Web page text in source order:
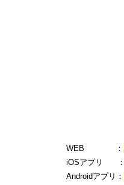
WEB ：
iOSアプリ ：
Androidアプリ：